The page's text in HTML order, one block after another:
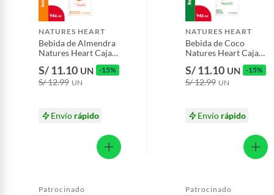
NATURES HEART
Bebida de Almendra
Natures Heart Caja
S/ 11.10 UN -15%
S/ 12.99 UN
Envío rápido
Patrocinado
NATURES HEART
Bebida de Coco
Natures Heart Caja
S/ 11.10 UN -15%
S/ 12.99 UN
Envío rápido
Patrocinado